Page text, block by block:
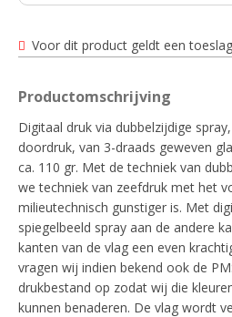
Voor dit product geldt een toeslag
Productomschrijving
Digitaal druk via dubbelzijdige
doordruk, van 3-draads geweven
ca. 110 gr. Met de techniek van
we techniek van zeefdruk met het
milieutechnisch gunstiger is. Met
spiegelbeeld spray aan de andere
kanten van de vlag een even
vragen wij indien bekend ook de
drukbestand op zodat wij die
kunnen benaderen. De vlag wordt